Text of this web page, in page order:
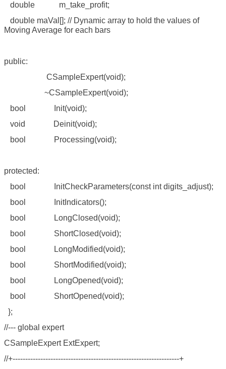
double m_take_profit;
double maVal[]; // Dynamic array to hold the values of
Moving Average for each bars
public:
CSampleExpert(void);
~CSampleExpert(void);
bool Init(void);
void Deinit(void);
bool Processing(void);
protected:
bool InitCheckParameters(const int digits_adjust);
bool InitIndicators();
bool LongClosed(void);
bool ShortClosed(void);
bool LongModified(void);
bool ShortModified(void);
bool LongOpened(void);
bool ShortOpened(void);
};
//--- global expert
CSampleExpert ExtExpert;
//+------------------------------------------------------------------+